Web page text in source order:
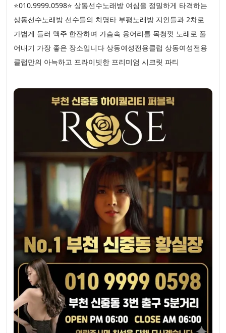
⭐010.9999.0598⭐ 상동선수노래방 여심을 정밀하게 타격하는
상동선수노래방 선수들의 치명타 부평노래방 지인들과 2차로
가볍게 들러 맥주 한잔하며 가슴속 응어리를 목청껏 노래로 풀
어내기 가장 좋은 장소입니다 상동여성전용클럽 상동여성전용
클럽만의 아늑하고 프라이빗한 프리미엄 시크릿 파티